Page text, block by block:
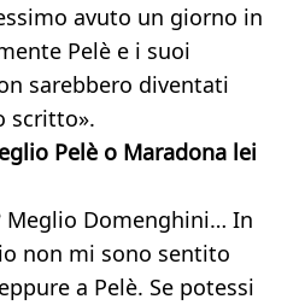
avuto un giorno in
Pelè e i suoi
sarebbero diventati
scritto».
Pelè o Maradona lei
Meglio Domenghini… In
non mi sono sentito
a Pelè. Se potessi